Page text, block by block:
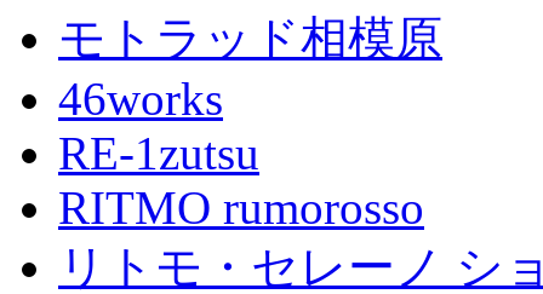
モトラッド相模原
46works
RE-1zutsu
RITMO rumorosso
リトモ・セレーノ シ